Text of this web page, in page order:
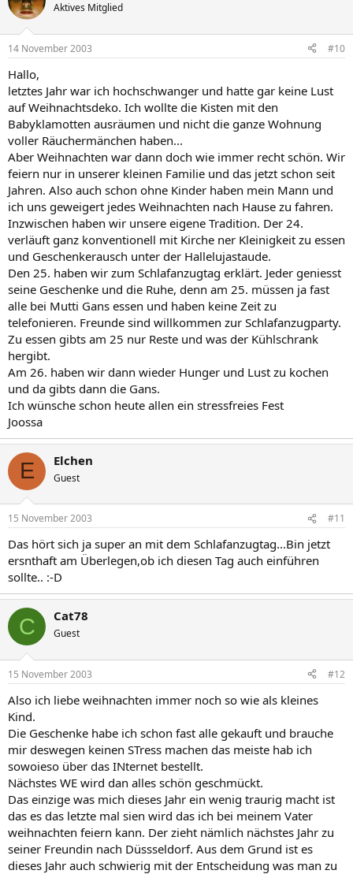
Aktives Mitglied
14 November 2003 #10
Hallo,
letztes Jahr war ich hochschwanger und hatte gar keine Lust
auf Weihnachtsdeko. Ich wollte die Kisten mit den
Babyklamotten ausräumen und nicht die ganze Wohnung
voller Räuchermänchen haben...
Aber Weihnachten war dann doch wie immer recht schön. Wir
feiern nur in unserer kleinen Familie und das jetzt schon seit
Jahren. Also auch schon ohne Kinder haben mein Mann und
ich uns geweigert jedes Weihnachten nach Hause zu fahren.
Inzwischen haben wir unsere eigene Tradition. Der 24.
verläuft ganz konventionell mit Kirche ner Kleinigkeit zu essen
und Geschenkerausch unter der Hallelujastaude.
Den 25. haben wir zum Schlafanzugtag erklärt. Jeder geniesst
seine Geschenke und die Ruhe, denn am 25. müssen ja fast
alle bei Mutti Gans essen und haben keine Zeit zu
telefonieren. Freunde sind willkommen zur Schlafanzugparty.
Zu essen gibts am 25 nur Reste und was der Kühlschrank
hergibt.
Am 26. haben wir dann wieder Hunger und Lust zu kochen
und da gibts dann die Gans.
Ich wünsche schon heute allen ein stressfreies Fest
Joossa
E Elchen
Guest
15 November 2003 #11
Das hört sich ja super an mit dem Schlafanzugtag...Bin jetzt
ersnthaft am Überlegen,ob ich diesen Tag auch einführen
sollte.. :-D
C Cat78
Guest
15 November 2003 #12
Also ich liebe weihnachten immer noch so wie als kleines
Kind.
Die Geschenke habe ich schon fast alle gekauft und brauche
mir deswegen keinen STress machen das meiste hab ich
sowoieso über das INternet bestellt.
Nächstes WE wird dan alles schön geschmückt.
Das einzige was mich dieses Jahr ein wenig traurig macht ist
das es das letzte mal sien wird das ich bei meinem Vater
weihnachten feiern kann. Der zieht nämlich nächstes Jahr zu
seiner Freundin nach Düssseldorf. Aus dem Grund ist es
dieses Jahr auch schwierig mit der Entscheidung was man zu